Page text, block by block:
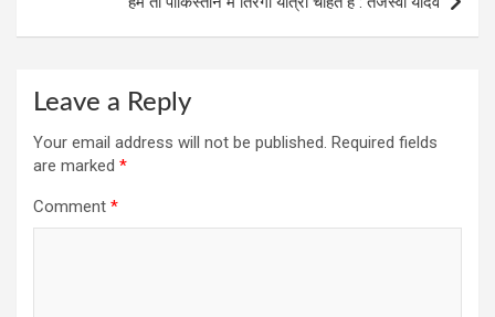
Leave a Reply
Your email address will not be published. Required fields
are marked *
Comment *